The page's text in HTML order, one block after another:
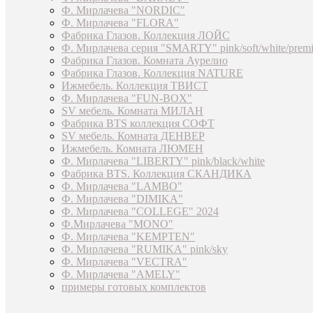
Ф. Мирлачева "NORDIC"
Ф. Мирлачева "FLORA"
Фабрика Глазов. Коллекция ЛОЙС
Ф. Мирлачева серия "SMARTY" pink/soft/white/
Фабрика Глазов. Комната Аурелио
Фабрика Глазов. Коллекция NATURE
Ижмебель. Коллекция ТВИСТ
Ф. Мирлачева "FUN-BOX"
SV мебель. Комната МИЛАН
Фабрика BTS коллекция СОФТ
SV мебель. Комната ДЕНВЕР
Ижмебель. Комната ЛЮМЕН
Ф. Мирлачева "LIBERTY" pink/black/white
Фабрика BTS. Коллекция СКАНДИКА
Ф. Мирлачева "LAMBO"
Ф. Мирлачева "DIMIKA"
Ф. Мирлачева "COLLEGE" 2024
Ф.Мирлачева "MONO"
Ф. Мирлачева "KEMPTEN"
Ф. Мирлачева "RUMIKA" pink/sky
Ф. Мирлачева "VECTRA"
Ф. Мирлачева "AMELY"
примеры готовых комплектов